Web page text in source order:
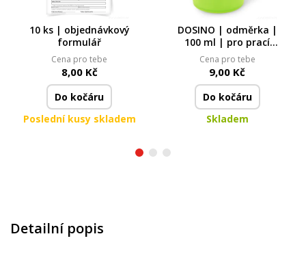
10 ks | objednávkový
formulář
Cena pro tebe
8,00 Kč
Do kočáru
Poslední kusy skladem
DOSINO | odměrka |
100 ml | pro prací
prášky & sypké čističe
Cena pro tebe
9,00 Kč
Do kočáru
Skladem
Detailní popis